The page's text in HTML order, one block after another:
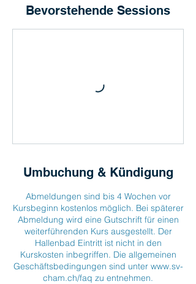
Bevorstehende Sessions
Umbuchung & Kündigung
Abmeldungen sind bis 4 Wochen vor
Kursbeginn kostenlos möglich. Bei späterer
Abmeldung wird eine Gutschrift für einen
weiterführenden Kurs ausgestellt. Der
Hallenbad Eintritt ist nicht in den
Kurskosten inbegriffen. Die allgemeinen
Geschäftsbedingungen sind unter www.sv-
cham.ch/faq zu entnehmen.